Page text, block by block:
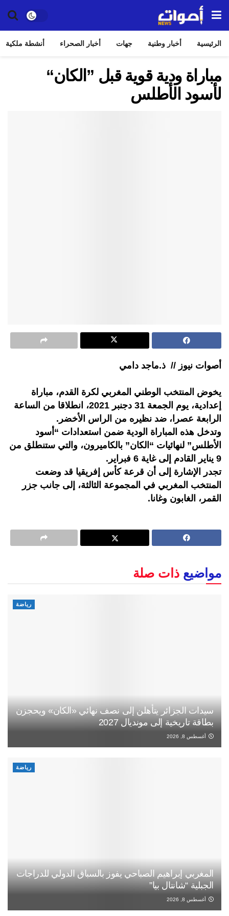
الرئيسية أخبار وطنية جهات أخبار الصحراء أنشطة ملكية
مباراة ودية قوية قبل ”الكان“
لأسود الأطلس
أصوات نيوز // ذ.ماجد دامي
يخوض المنتخب الوطني المغربي لكرة القدم، مباراة
إعدادية، يوم الجمعة 31 دجنبر 2021، انطلاقا من الساعة
الرابعة عصرا، ضد نظيره من الراس الأخضر.
وتدخل هذه المباراة الودية ضمن استعدادات “أسود
الأطلس” لنهائيات “الكان” بالكاميرون، والتي ستنطلق من
9 يناير القادم إلى غاية 6 فبراير.
تجدر الإشارة إلى أن قرعة كأس إفريقيا قد وضعت
المنتخب المغربي في المجموعة الثالثة، إلى جانب جزر
القمر، الغابون وغانا.
مواضيع ذات صلة
رياضة
سيدات الجزائر يتأهلن إلى نصف نهائي «الكان» ويحجزن
بطاقة تاريخية إلى مونديال 2027
أغسطس 8, 2026
رياضة
المغربي إبراهيم الصباحي يفوز بالسباق الدولي للدراجات
الجبلية “شانتال بيا”
أغسطس 8, 2026